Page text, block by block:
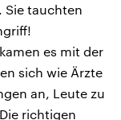
Sie tauchten
es mit der
sich wie Ärzte
an, Leute zu
richtigen